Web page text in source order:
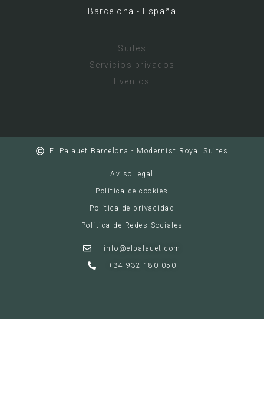
Barcelona - España
Suites
Servicios privados
Eventos
El Palauet Barcelona - Modernist Royal Suites
Aviso legal
Política de cookies
Política de privacidad
Política de Redes Sociales
info@elpalauet.com
+34 932 180 050